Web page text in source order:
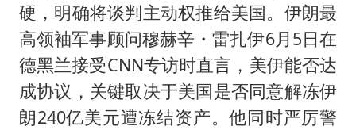
硬，明确将谈判主动权推给美国。伊朗最
高领袖军事顾问穆赫辛・雷扎伊6月5日在
德黑兰接受CNN专访时直言，美伊能否达
成协议，关键取决于美国是否同意解冻伊
朗240亿美元遭冻结资产。他同时严厉警